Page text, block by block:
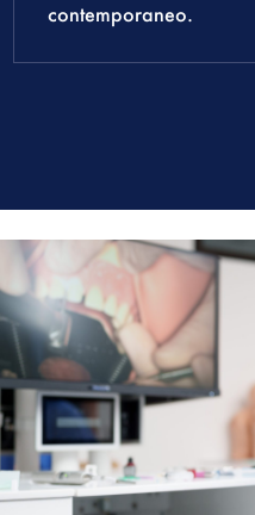
contemporaneo.